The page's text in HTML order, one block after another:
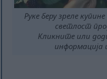
Руке беру зреле
светлост
Кликните или
информација